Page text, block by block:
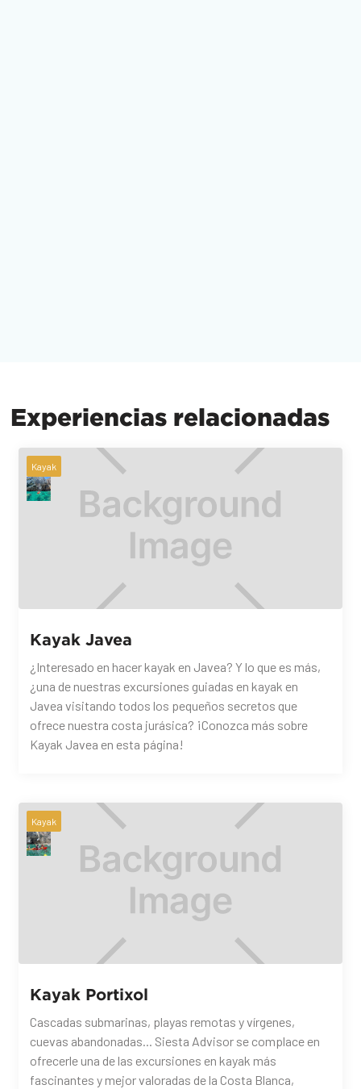
Experiencias relacionadas
Kayak
Kayak Javea
¿Interesado en hacer kayak en Javea? Y lo que es más,
¿una de nuestras excursiones guiadas en kayak en
Javea visitando todos los pequeños secretos que
ofrece nuestra costa jurásica? ¡Conozca más sobre
Kayak Javea en esta página!
Kayak
Kayak Portixol
Cascadas submarinas, playas remotas y vírgenes,
cuevas abandonadas... Siesta Advisor se complace en
ofrecerle una de las excursiones en kayak más
fascinantes y mejor valoradas de la Costa Blanca,